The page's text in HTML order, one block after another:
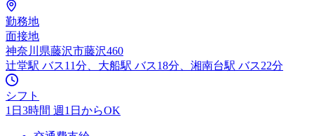
勤務地
面接地
神奈川県藤沢市藤沢460
辻堂駅 バス11分、大船駅 バス18分、湘南台駅 バス22分
シフト
1日3時間 週1日からOK